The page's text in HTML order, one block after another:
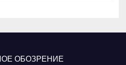
ОБОЗРЕНИЕ